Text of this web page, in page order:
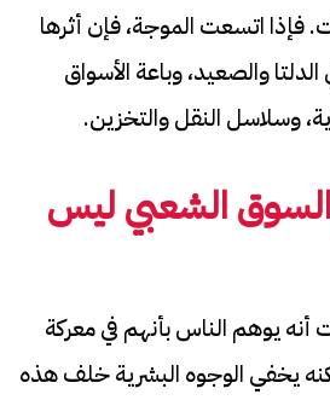
فإذا اتسعت الموجة، فإن أثرها
والصعيد، وباعة الأسواق
وسلاسل النقل والتخزين.
السوق الشعبي ليس
أنه يوهم الناس بأنهم في معركة
يخفي الوجوه البشرية خلف هذه